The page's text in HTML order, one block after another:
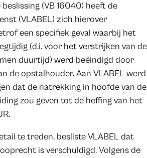
(VB 16040) heeft de
(VLABEL) zich hierover
een specifiek geval waarbij het
(d.i. voor het verstrijken van de
duurtijd) werd beëindigd door
de opstalhouder. Aan VLABEL werd
dat de natrekking in hoofde van de
zou geven tot de heffing van het
te treden, besliste VLABEL dat
is verschuldigd. Volgens de